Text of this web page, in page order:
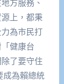
方服務、
上，都秉
為市民打
健康台
了要守住
成為賴總統